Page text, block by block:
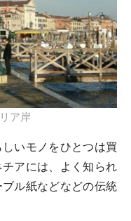
ア岸
いモノをひとつは買
アには、よく知られ
ル紙などなどの伝統